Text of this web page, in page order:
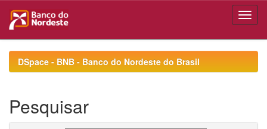
navigationDSpace - BNB - Banco do Nordeste do Brasil
Pesquisar